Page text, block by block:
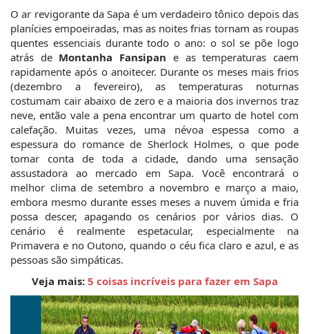
O ar revigorante da Sapa é um verdadeiro tônico depois das
planícies empoeiradas, mas as noites frias tornam as roupas
quentes essenciais durante todo o ano: o sol se põe logo
atrás de Montanha Fansipan e as temperaturas caem
rapidamente após o anoitecer. Durante os meses mais frios
(dezembro a fevereiro), as temperaturas noturnas
costumam cair abaixo de zero e a maioria dos invernos traz
neve, então vale a pena encontrar um quarto de hotel com
calefação. Muitas vezes, uma névoa espessa como a
espessura do romance de Sherlock Holmes, o que pode
tomar conta de toda a cidade, dando uma sensação
assustadora ao mercado em Sapa. Você encontrará o
melhor clima de setembro a novembro e março a maio,
embora mesmo durante esses meses a nuvem úmida e fria
possa descer, apagando os cenários por vários dias. O
cenário é realmente espetacular, especialmente na
Primavera e no Outono, quando o céu fica claro e azul, e as
pessoas são simpáticas.
Veja mais: 5 coisas incríveis para fazer em Sapa